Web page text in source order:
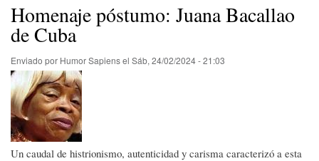
Homenaje póstumo: Juana Bacallao
de Cuba
Enviado por Humor Sapiensel Sáb, 24/02/2024 - 21:03
Un caudal de histrionismo, autenticidad y carisma caracterizó a esta